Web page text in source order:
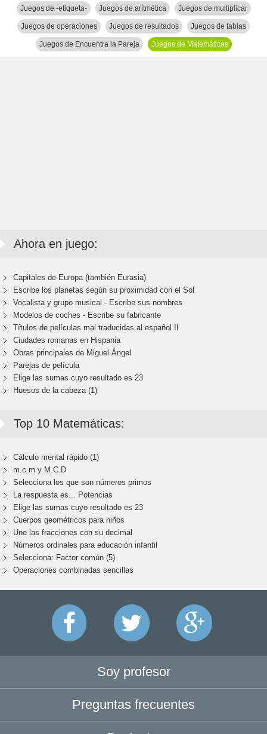
Juegos de -etiqueta- Juegos de aritmética Juegos de multiplicar
Juegos de operaciones Juegos de resultados Juegos de tablas
Juegos de Encuentra la Pareja Juegos de Matemáticas
Ahora en juego:
Capitales de Europa (también Eurasia)
Escribe los planetas según su proximidad con el Sol
Vocalista y grupo musical - Escribe sus nombres
Modelos de coches - Escribe su fabricante
Títulos de películas mal traducidas al español II
Ciudades romanas en Hispania
Obras principales de Miguel Ángel
Parejas de película
Elige las sumas cuyo resultado es 23
Huesos de la cabeza (1)
Top 10 Matemáticas:
Cálculo mental rápido (1)
m.c.m y M.C.D
Selecciona los que son números primos
La respuesta es... Potencias
Elige las sumas cuyo resultado es 23
Cuerpos geométricos para niños
Une las fracciones con su decimal
Números ordinales para educación infantil
Selecciona: Factor común (5)
Operaciones combinadas sencillas
Soy profesor
Preguntas frecuentes